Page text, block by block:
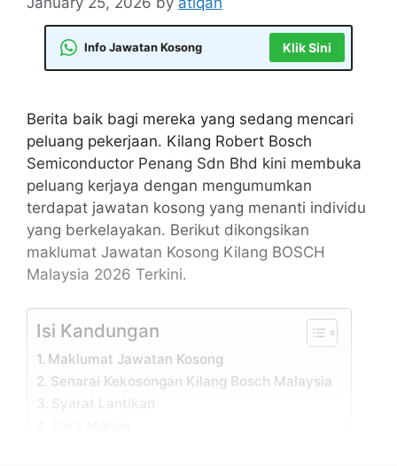
Info Jawatan Kosong Klik Sini
Berita baik bagi mereka yang sedang mencari
peluang pekerjaan. Kilang Robert Bosch
Semiconductor Penang Sdn Bhd kini membuka
peluang kerjaya dengan mengumumkan
terdapat jawatan kosong yang menanti individu
yang berkelayakan. Berikut dikongsikan
maklumat Jawatan Kosong Kilang BOSCH
Malaysia 2026 Terkini.
Isi Kandungan
Maklumat Jawatan Kosong
Senarai Kekosongan Kilang Bosch Malaysia
Syarat Lantikan